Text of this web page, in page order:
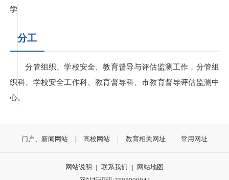
学
分工
分管组织、学校安全、教育督导与评估监测工作，分管组
织科、学校安全工作科、教育督导科、市教育督导评估监测中
心。
门户、新闻网站 高校网站 教育相关网址 常用网址
网站说明 | 联系我们 |
网站地图